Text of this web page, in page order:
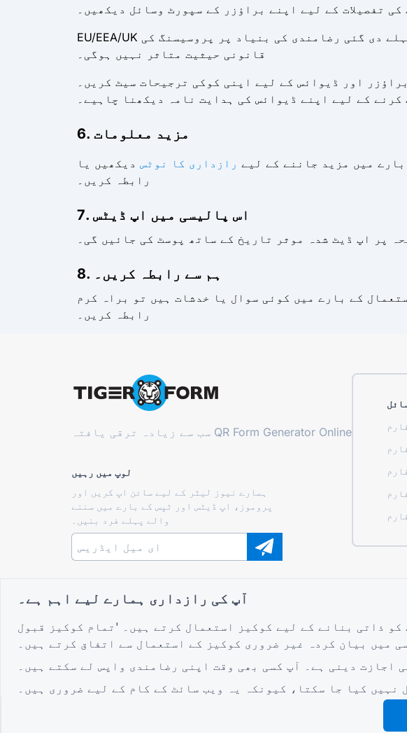
تفصیلات کے لیے اپنے براؤزر کے سپورٹ وسائل دیکھیں۔
EU/EEA/UK کے رہائشی: آپ کسی بھی وقت اپنی رضامندی واپس لے سکتے ہیں، اور واپسی سے پہلے دی گئی رضامندی کی بنیاد پر پروسیسنگ کی
قانونی حیثیت متاثر نہیں ہوگی۔
اور ڈیوائس کے لیے اپنی کوکی ترجیحات سیٹ کریں۔
کرنے کے لیے اپنے ڈیوائس کی ہدایت نامہ دیکھنا چاہیے۔
6. مزید معلومات
میں مزید جاننے کے لیے رازداری کا نوٹس
رابطہ کریں۔
7. اس پالیسی میں اپ ڈیٹس
پر اپ ڈیٹ شدہ موثر تاریخ کے ساتھ پوسٹ کی جائیں گی۔
8. ہم سے رابطہ کریں۔
رابطہ کریں۔
سب سے زیادہ ترقی یافتہ QR Form Generator Online
لوپ میں رہیں
ہمارے نیوز لیٹر کے لیے سائن اپ کریں اور
پروموز، اپ ڈیٹس اور ٹپس کے بارے میں سننے
والے پہلے فرد بنیں۔
TIGER FORM گائیڈ
© 2026
آپ کی رازداری ہمارے لیے اہم ہے۔
ذاتی بنانے کے لیے کوکیز استعمال کرتے ہیں۔ 'تمام کوکیز قبول
میں بیان کردہ غیر ضروری کوکیز کے استعمال سے اتفاق کرتے ہیں۔
دینی ہے۔ آپ کسی بھی وقت اپنی رضامندی واپس لے سکتے ہیں۔
نہیں کیا جا سکتا، کیونکہ یہ ویب سائٹ کے کام کے لیے ضروری ہیں۔